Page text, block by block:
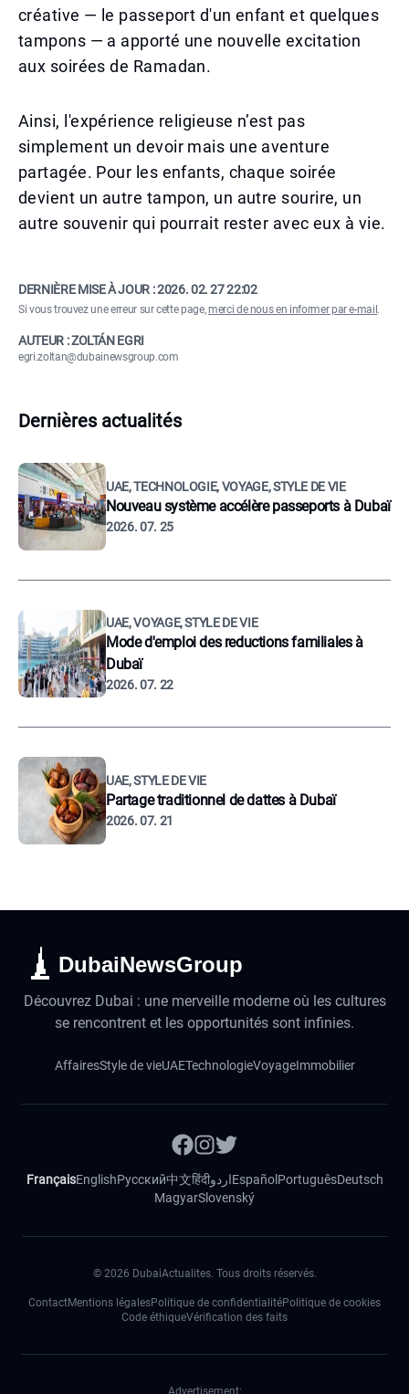
créative — le passeport d'un enfant et quelques
tampons — a apporté une nouvelle excitation
aux soirées de Ramadan.
Ainsi, l'expérience religieuse n’est pas
simplement un devoir mais une aventure
partagée. Pour les enfants, chaque soirée
devient un autre tampon, un autre sourire, un
autre souvenir qui pourrait rester avec eux à vie.
DERNIÈRE MISE À JOUR :2026. 02. 27 22:02
Si vous trouvez une erreur sur cette page,merci de nous en informer par e-mail .
AUTEUR : ZOLTÁN EGRI
egri.zoltan@dubainewsgroup.com
Dernières actualités
UAE, TECHNOLOGIE, VOYAGE, STYLE DE VIE
Nouveau système accélère passeports à Dubaï
2026. 07. 25
UAE, VOYAGE, STYLE DE VIE
Mode d'emploi des reductions familiales à
Dubaï
2026. 07. 22
UAE, STYLE DE VIE
Partage traditionnel de dattes à Dubaï
2026. 07. 21
DubaiNewsGroup
Découvrez Dubai : une merveille moderne où les cultures
se rencontrent et les opportunités sont infinies.
AffairesStyle de vieUAETechnologieVoyageImmobilier
FrançaisEnglishРусский中文हिंदीاردوEspañol PortuguêsDeutsch
MagyarSlovenský
© 2026 DubaiActualites. Tous droits réservés.
ContactMentions légalesPolitique de confidentialitéPolitique de cookies
Code éthiqueVérification des faits
Advertisement: